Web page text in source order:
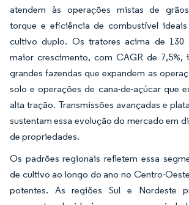
atendem às operações mistas de
torque e eficiência de combustível
cultivo duplo. Os tratores acima de 130
maior crescimento, com CAGR de 7,5%,
grandes fazendas que expandem as
solo e operações de cana-de-açúcar que
alta tração. Transmissões avançadas e
sustentam essa evolução do mercado em
de propriedades.
Os padrões regionais refletem essa
de cultivo ao longo do ano no Centro-
potentes. As regiões Sul e Nordeste